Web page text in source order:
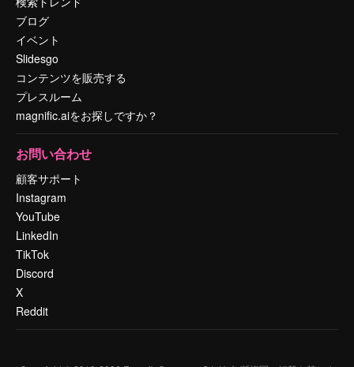
ブログ
イベント
Slidesgo
コンテンツを販売する
プレスルーム
magnific.aiをお探しですか？
お問い合わせ
顧客サポート
Instagram
YouTube
LinkedIn
TikTok
Discord
X
Reddit